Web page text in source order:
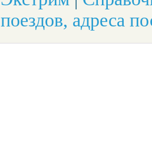
поездов, адреса